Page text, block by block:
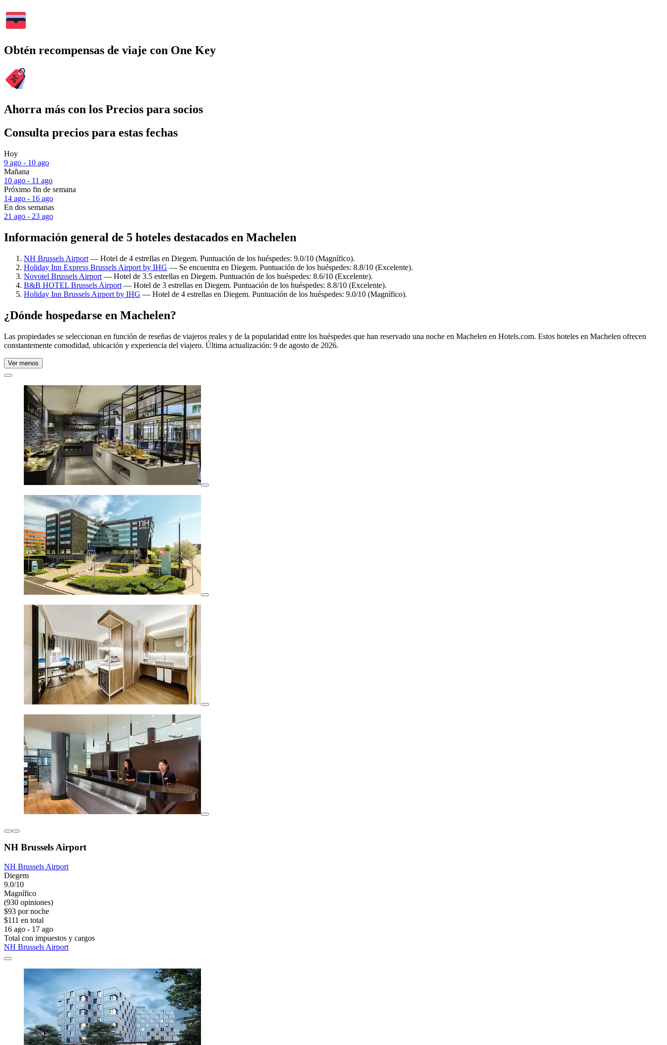
Obtén recompensas de viaje con One Key
Ahorra más con los Precios para socios
Consulta precios para estas fechas
Hoy
9 ago - 10 ago
Mañana
10 ago - 11 ago
Próximo fin de semana
14 ago - 16 ago
En dos semanas
21 ago - 23 ago
Información general de 5 hoteles destacados en Machelen
NH Brussels Airport — Hotel de 4 estrellas en Diegem. Puntuación de los huéspedes: 9.0/10 (Magnífico).
Holiday Inn Express Brussels Airport by IHG — Se encuentra en Diegem. Puntuación de los huéspedes: 8.8/10 (Excelente).
Novotel Brussels Airport — Hotel de 3.5 estrellas en Diegem. Puntuación de los huéspedes: 8.6/10 (Excelente).
B&B HOTEL Brussels Airport — Hotel de 3 estrellas en Diegem. Puntuación de los huéspedes: 8.8/10 (Excelente).
Holiday Inn Brussels Airport by IHG — Hotel de 4 estrellas en Diegem. Puntuación de los huéspedes: 9.0/10 (Magnífico).
¿Dónde hospedarse en Machelen?
Las propiedades se seleccionan en función de reseñas de viajeros reales y de la popularidad entre los huéspedes que han reservado una noche en Machelen en Hotels.com. Estos hoteles en Machelen ofrecen
constantemente comodidad, ubicación y experiencia del viajero. Última actualización: 9 de agosto de 2026.
Ver menos
NH Brussels Airport
NH Brussels Airport
Diegem
9.0/10
Magnífico
(930 opiniones)
$93 por noche
$111 en total
16 ago - 17 ago
Total con impuestos y cargos
NH Brussels Airport